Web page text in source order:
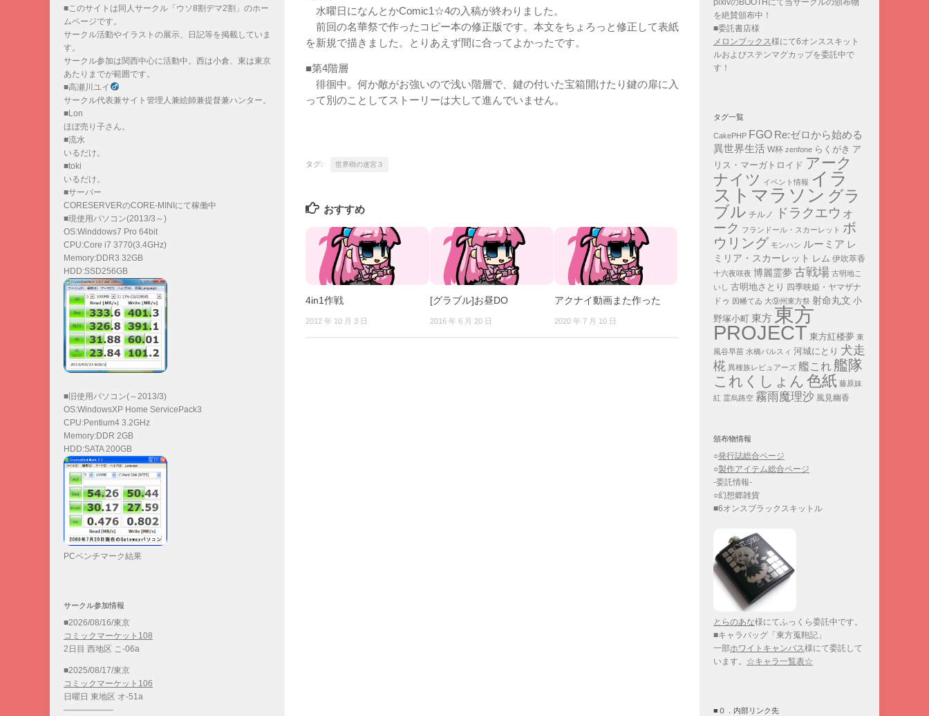
水曜日になんとかComic1☆4の入稿が終わりました。
前回の名華祭で作ったコピー本の修正版です。本文をちょろっと修正して表紙
を新規で描きました。とりあえず間に合ってよかったです。
■第4階層
徘徊中。何か敵がお強いので浅い階層で、鍵の付いた宝箱開けたり鍵の扉に入
って別のことしてストーリーは大して進んでいません。
タグ: 世界樹の迷宮３
おすすめ
4in1作戦
2012 年 10 月 3 日
[グラブル]お昼DO
2016 年 6 月 20 日
アクナイ動画また作った
2020 年 7 月 10 日
■このサイトは同人サークル「ウソ8割デマ2割」のホー
ムページです。
サークル活動やイラストの展示、日記等を掲載していま
す。
サークル参加は関西中心に活動中。西は小倉、東は東京
あたりまでが範囲です。
■高瀬川ユイ
サークル代表兼サイト管理人兼絵師兼提督兼ハンター。
■Lon
ほぼ売り子さん。
■流水
いるだけ。
■toki
いるだけ。
■サーバー
CORESERVERのCORE-MINIにて稼働中
■現使用パソコン(2013/3～)
OS:Winddows7 Pro 64bit
CPU:Core i7 3770(3.4GHz)
Memory:DDR3 32GB
HDD:SSD256GB
■旧使用パソコン(～2013/3)
OS:WindowsXP Home ServicePack3
CPU:Pentium4 3.2GHz
Memory:DDR 2GB
HDD:SATA 200GB
PCベンチマーク結果
サークル参加情報
■2026/08/16/東京
コミックマーケット108
2日目 西地区 こ-06a
■2025/08/17/東京
コミックマーケット106
日曜日 東地区 オ-51a
——————
pixivのBOOTHにて当サークルの頒布物
を絶賛頒布中！
■委託書店様
メロンブックス様にて6オンススキット
ルおよびステンマグカップを委託中で
す！
タグ一覧
CakePHP FGO Re:ゼロから始める
異世界生活 W杯 zenfone らくがき ア
リス・マーガトロイド アーク
ナイツ イベント情報 イラ
ストマラソン グラ
ブル チルノ
ドラクエウォ
ーク フランドール・スカーレット ボ
ウリング モンハン ルーミア レ
ミリア・スカーレット
レム 伊吹萃香
十六夜咲夜 博麗霊夢 古戦場 古明地こ
いし 古明地さとり 四季映姫・ヤマザナ
ドゥ 因幡てゐ 大⑨州東方祭 射命丸文 小
野塚小町 東方 東方
PROJECT 東方紅楼夢 東
風谷早苗 水橋パルスィ 河城にとり 犬走
椛 異種族レビュアーズ 艦これ艦隊
これくしょん 色紙 藤原妹
紅 霊烏路空 霧雨魔理沙 風見幽香
頒布物情報
○発行誌総合ページ
○製作アイテム総合ページ
-委託情報-
○幻想郷雑貨
■6オンスブラックスキットル
とらのあな様にてふっくら委託中です。
■キャラバッグ「東方蒐鞄記」
一部ホワイトキャンバス様にて委託して
います。 ☆キャラ一覧表☆
■０．内部リンク先